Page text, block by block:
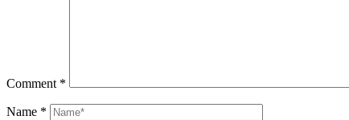
Comment *
Name *